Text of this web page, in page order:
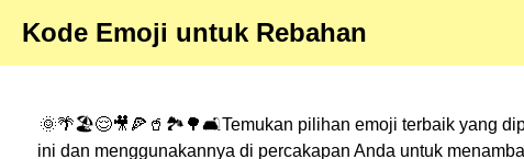
Kode Emoji untuk Rebahan
🌞🌴🏖️😌🎥🍕🥤🏞️🌳🛋️Temukan pilihan emoji terbaik yang
ini dan menggunakannya di percakapan Anda untuk